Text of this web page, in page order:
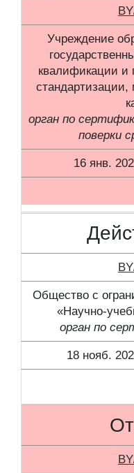
Учреждение
квалификации и
стандартизации,
орган по
поверки
16 янв.
Общество с
«Научно-
орган по
18 нояб.